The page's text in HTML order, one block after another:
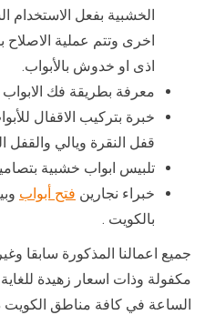
الخشبية بفعل الاستخدام
اخرى وتتم عملية
اذى او خدوش بالأبواب.
معرفة بطريقة فك
خبرة بتركيب الاقفال
قفل النقرة ويالي والقفل
تلبيس ابواب خشبية
خبراء نجارين فتح أبواب
بالكويت .
جميع اعمالنا المذكورة سابقا
مكفولة وذات اسعار زهيدة
الساعة في كافة مناطق الكويت